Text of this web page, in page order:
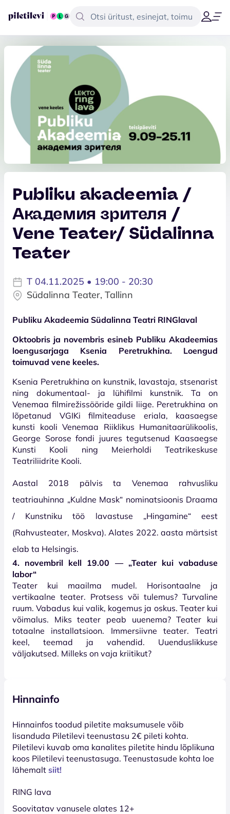
Publiku akadeemia /
Академия зрителя /
Vene Teater/ Südalinna
Teater
T 04.11.2025 • 19:00 - 20:30
Südalinna Teater, Tallinn
Publiku Akadeemia Südalinna Teatri RINGlaval
Oktoobris ja novembris esineb Publiku Akadeemias
loengusarjaga Ksenia Peretrukhina.Loengud
toimuvad vene keeles.
Ksenia Peretrukhina on kunstnik, lavastaja, stsenarist
ning dokumentaal- ja lühifilmi kunstnik. Ta on
Venemaa filmirežissööride gildi liige. Peretrukhina on
lõpetanud VGIKi filmiteaduse eriala, kaasaegse
kunsti kooli Venemaa Riiklikus Humanitaarülikoolis,
George Sorose fondi juures tegutsenud Kaasaegse
Kunsti Kooli ning Meierholdi Teatrikeskuse
Teatriliidrite Kooli.
Aastal 2018 pälvis ta Venemaa rahvusliku
teatriauhinna „Kuldne Mask“ nominatsioonis Draama
/ Kunstniku töö lavastuse „Hingamine“ eest
(Rahvusteater, Moskva). Alates 2022. aasta märtsist
elab ta Helsingis.
4. novembril kell 19.00 — „Teater kui vabaduse
labor“
Teater kui maailma mudel. Horisontaalne ja
vertikaalne teater. Protsess või tulemus? Turvaline
ruum. Vabadus kui valik, kogemus ja oskus. Teater kui
võimalus. Miks teater peab uuenema? Teater kui
totaalne installatsioon. Immersiivne teater. Teatri
keel, teemad ja vahendid. Uuenduslikkuse
väljakutsed. Milleks on vaja kriitikut?
Hinnainfo
Hinnainfos toodud piletite maksumusele võib
lisanduda Piletilevi teenustasu 2€ pileti kohta.
Piletilevi kuvab oma kanalites piletite hindu lõplikuna
koos Piletilevi teenustasuga. Teenustasude kohta loe
lähemalt siit!
RING lava
Soovitatav vanusele alates 12+